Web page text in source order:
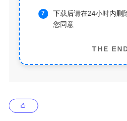
下载后请在24小时内删
您同意
THE